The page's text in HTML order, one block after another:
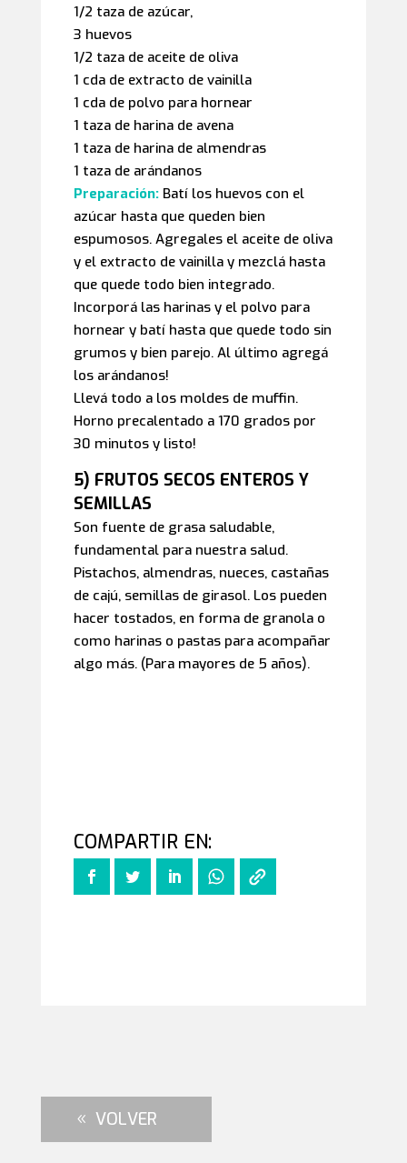
1/2 taza de azúcar,
3 huevos
1/2 taza de aceite de oliva
1 cda de extracto de vainilla
1 cda de polvo para hornear
1 taza de harina de avena
1 taza de harina de almendras
1 taza de arándanos
Preparación: Batí los huevos con el
azúcar hasta que queden bien
espumosos. Agregales el aceite de oliva
y el extracto de vainilla y mezclá hasta
que quede todo bien integrado.
Incorporá las harinas y el polvo para
hornear y batí hasta que quede todo sin
grumos y bien parejo. Al último agregá
los arándanos!
Llevá todo a los moldes de muffin.
Horno precalentado a 170 grados por
30 minutos y listo!
5) FRUTOS SECOS ENTEROS Y
SEMILLAS
Son fuente de grasa saludable,
fundamental para nuestra salud.
Pistachos, almendras, nueces, castañas
de cajú, semillas de girasol. Los pueden
hacer tostados, en forma de granola o
como harinas o pastas para acompañar
algo más. (Para mayores de 5 años).
VOLVER